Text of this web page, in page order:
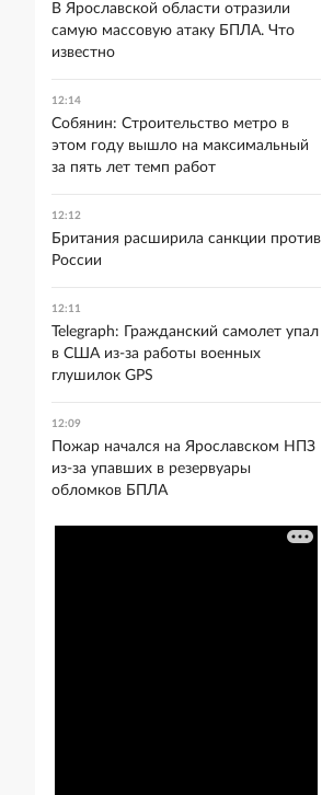
В Ярославской области отразили
самую массовую атаку БПЛА. Что
известно
12:14
Собянин: Строительство метро в
этом году вышло на максимальный
за пять лет темп работ
12:12
Британия расширила санкции против
России
12:11
Telegraph: Гражданский самолет упал
в США из-за работы военных
глушилок GPS
12:09
Пожар начался на Ярославском НПЗ
из-за упавших в резервуары
обломков БПЛА